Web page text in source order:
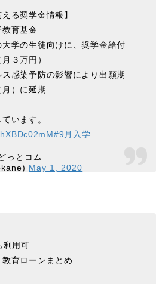
る奨学金情報】
育基金
学の生徒向けに、奨学金給付
３万円）
感染予防の影響により出願期
）に延期
います。
#9月入学
っとコム
May 1, 2020
利用可
育ローンまとめ